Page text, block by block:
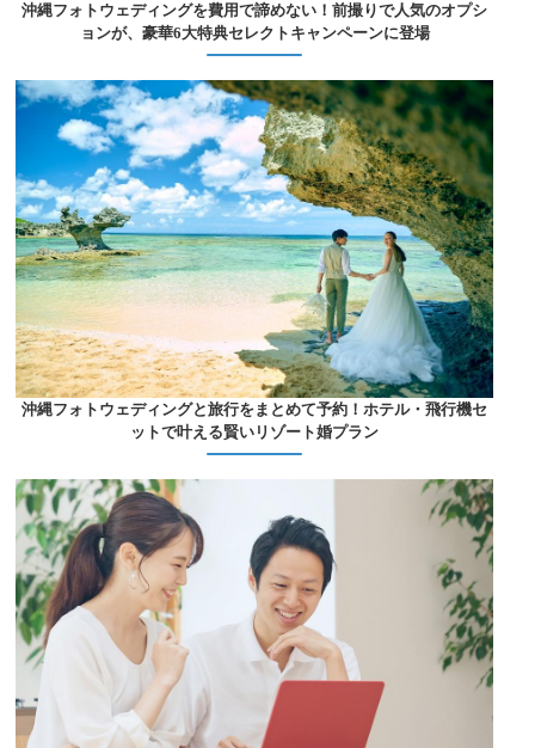
沖縄フォトウェディングを費用で諦めない！前撮りで人気のオプシ
ョンが、豪華6大特典セレクトキャンペーンに登場
沖縄フォトウェディングと旅行をまとめて予約！ホテル・飛行機セ
ットで叶える賢いリゾート婚プラン